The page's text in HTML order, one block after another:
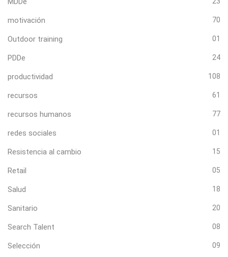
motivación 70
Outdoor training 01
PDDe 24
productividad 108
recursos 61
recursos humanos 77
redes sociales 01
Resistencia al cambio 15
Retail 05
Salud 18
Sanitario 20
Search Talent 08
Selección 09